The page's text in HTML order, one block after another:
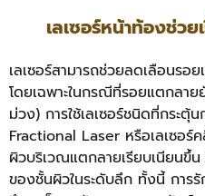
เลเซอร์หน้าท้องช่ว
เลเซอร์สามารถช่วยลดเลือนร
โดยเฉพาะในกรณีที่รอยแตกลา
ม่วง) การใช้เลเซอร์ชนิดที่กระตุ้
Fractional Laser หรือเลเซอร์
ผิวบริเวณแตกลายเรียบเนียนขึ้
ของชั้นผิวในระดับลึก ทั้งนี้ การ